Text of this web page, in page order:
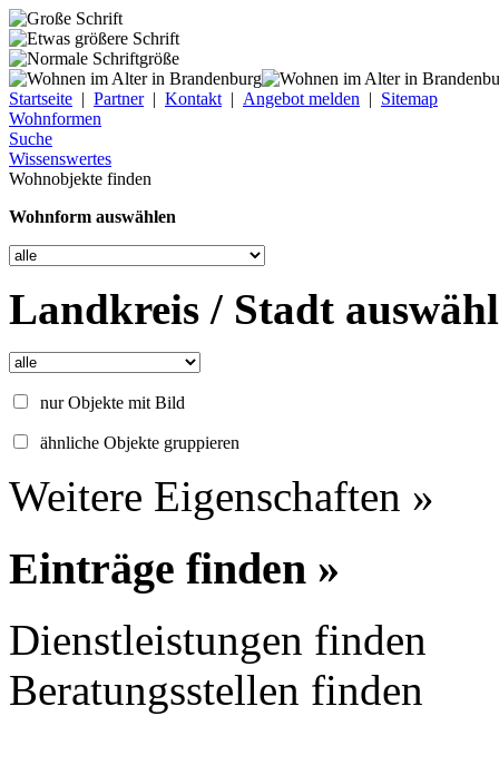
Startseite | Partner| Kontakt | Angebot melden | Sitemap
Wohnformen
Suche
Wissenswertes
Wohnobjekte finden
Wohnform auswählen
Landkreis / Stadt
nur Objekte mit Bild
ähnliche Objekte gruppieren
Weitere Eigenschaften »
Einträge finden »
Dienstleistungen finden
Beratungsstellen finden